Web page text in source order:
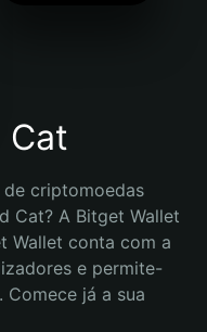
Cat
criptomoedas
Cat? A Bitget Wallet
Wallet conta com a
e permite-
Comece já a sua